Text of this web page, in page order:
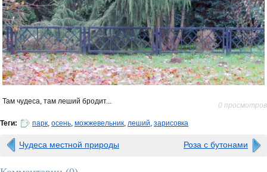
Там чудеса, там леший бродит... 0 просмотров
Теги: парк, осень, можжевельник, леший, зарисовка
Чудеса местной природы Роза с бутонами